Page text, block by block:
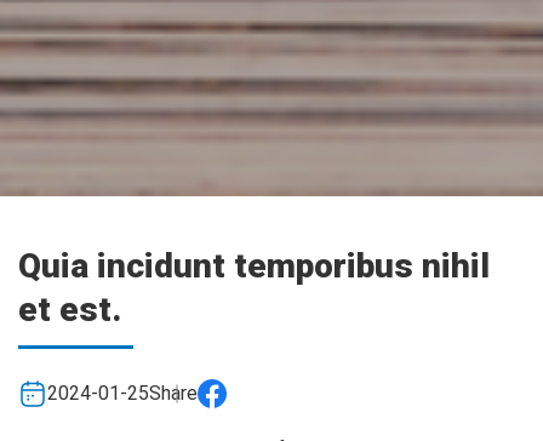
Quia incidunt temporibus nihil
et est.
2024-01-25Share